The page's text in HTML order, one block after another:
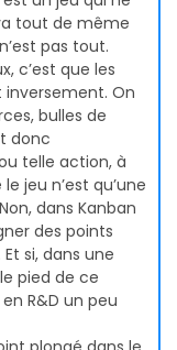
tout de même
pas tout.
c’est que les
On
bulles de
donc
telle action, à
jeu n’est qu’une
dans Kanban
des points
si, dans une
pied de ce
R&D un peu